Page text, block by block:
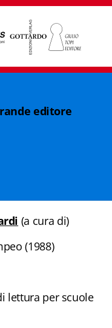
editore
(a cura di)
(1988)
lettura per scuole